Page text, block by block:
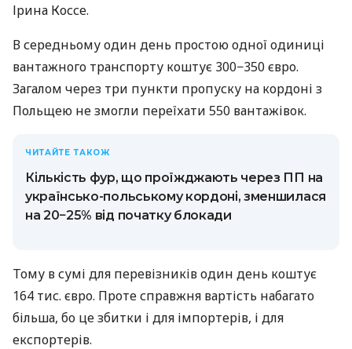
Ірина Коссе.
В середньому один день простою одної одиниці
вантажного транспорту коштує 300−350 євро.
Загалом через три пункти пропуску на кордоні з
Польщею не змогли переїхати 550 вантажівок.
ЧИТАЙТЕ ТАКОЖ
Кількість фур, що проїжджають через ПП на
українсько-польському кордоні, зменшилася
на 20−25% від початку блокади
Тому в сумі для перевізників один день коштує
164 тис. євро. Проте справжня вартість набагато
більша, бо це збитки і для імпортерів, і для
експортерів.